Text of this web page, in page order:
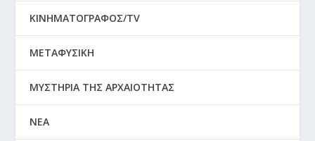
ΚΙΝΗΜΑΤΟΓΡΑΦΟΣ/TV
ΜΕΤΑΦΥΣΙΚΗ
ΜΥΣΤΗΡΙΑ ΤΗΣ ΑΡΧΑΙΟΤΗΤΑΣ
ΝΕΑ